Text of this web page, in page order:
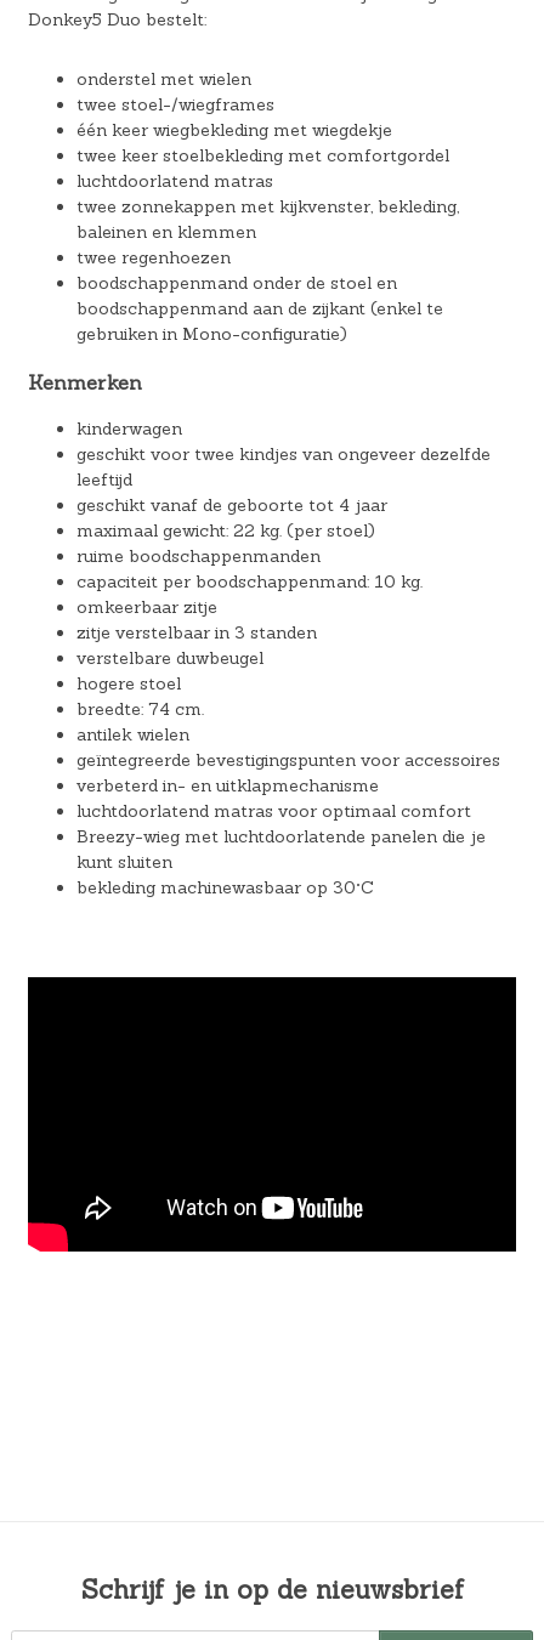
Donkey5 Duo bestelt:
onderstel met wielen
twee stoel-/wiegframes
één keer wiegbekleding met wiegdekje
twee keer stoelbekleding met comfortgordel
luchtdoorlatend matras
twee zonnekappen met kijkvenster, bekleding,
baleinen en klemmen
twee regenhoezen
boodschappenmand onder de stoel en
boodschappenmand aan de zijkant (enkel te
gebruiken in Mono-configuratie)
Kenmerken
kinderwagen
geschikt voor twee kindjes van ongeveer dezelfde
leeftijd
geschikt vanaf de geboorte tot 4 jaar
maximaal gewicht: 22 kg. (per stoel)
ruime boodschappenmanden
capaciteit per boodschappenmand: 10 kg.
omkeerbaar zitje
zitje verstelbaar in 3 standen
verstelbare duwbeugel
hogere stoel
breedte: 74 cm.
antilek wielen
geïntegreerde bevestigingspunten voor accessoires
verbeterd in- en uitklapmechanisme
luchtdoorlatend matras voor optimaal comfort
Breezy-wieg met luchtdoorlatende panelen die je
kunt sluiten
bekleding machinewasbaar op 30°C
Schrijf je in op de nieuwsbrief